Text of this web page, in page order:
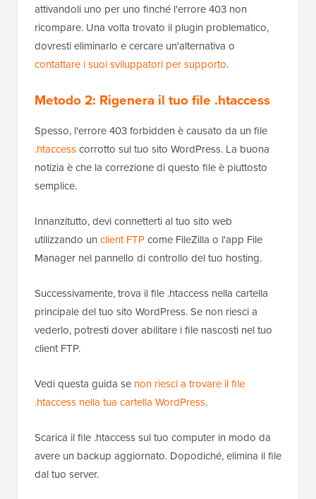
attivandoli uno per uno finché l'errore 403 non
ricompare. Una volta trovato il plugin problematico,
dovresti eliminarlo e cercare un'alternativa o
contattare i suoi sviluppatori per supporto.
Metodo 2: Rigenera il tuo file .htaccess
Spesso, l'errore 403 forbidden è causato da un file
.htaccesscorrotto sul tuo sito WordPress. La buona
notizia è che la correzione di questo file è piuttosto
semplice.
Innanzitutto, devi connetterti al tuo sito web
utilizzando un client FTPcome FileZilla o l'app File
Manager nel pannello di controllo del tuo hosting.
Successivamente, trova il file .htaccess nella cartella
principale del tuo sito WordPress. Se non riesci a
vederlo, potresti dover abilitare i file nascosti nel tuo
client FTP.
Vedi questa guida se non riesci a trovare il file
.htaccess nella tua cartella WordPress.
Scarica il file .htaccess sul tuo computer in modo da
avere un backup aggiornato. Dopodiché, elimina il file
dal tuo server.